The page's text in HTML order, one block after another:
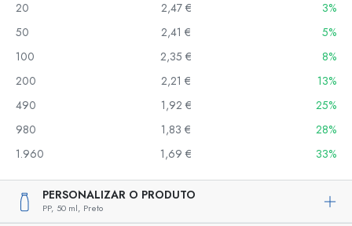
20
2,47 €
3%
50
2,41 €
5%
100
2,35 €
8%
200
2,21 €
13%
490
1,92 €
25%
980
1,83 €
28%
1.960
1,69 € 33%
PERSONALIZAR O PRODUTO
PP, 50 ml, Preto